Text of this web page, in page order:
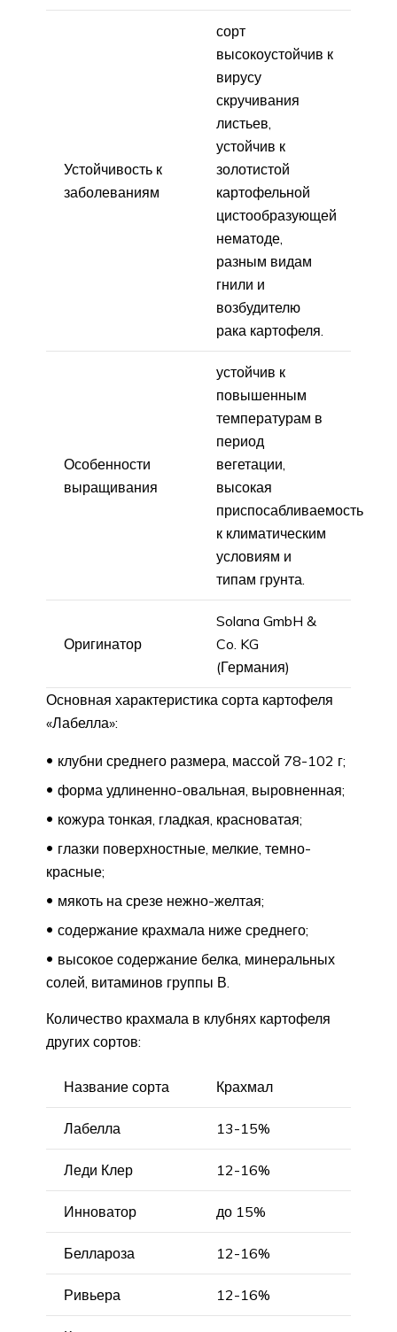
Устойчивость к
заболеваниям
сорт
высокоустойчив к
вирусу
скручивания
листьев,
устойчив к
золотистой
картофельной
цистообразующей
нематоде,
разным видам
гнили и
возбудителю
рака картофеля.
Особенности
выращивания
устойчив к
повышенным
температурам в
период
вегетации,
высокая
приспосабливаемость
к климатическим
условиям и
типам грунта.
Оригинатор
Solana GmbH &
Co. KG
(Германия)
Основная характеристика сорта картофеля
«Лабелла»:
клубни среднего размера, массой 78-102 г;
форма удлиненно-овальная, выровненная;
кожура тонкая, гладкая, красноватая;
глазки поверхностные, мелкие, темно-
красные;
мякоть на срезе нежно-желтая;
содержание крахмала ниже среднего;
высокое содержание белка, минеральных
солей, витаминов группы В.
Количество крахмала в клубнях картофеля
других сортов:
Название сорта Крахмал
Лабелла 13-15%
Леди Клер 12-16%
Инноватор до 15%
Беллароза 12-16%
Ривьера 12-16%